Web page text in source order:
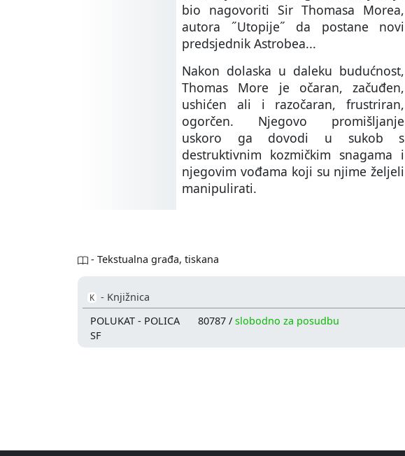
bio nagovoriti Sir Thomasa Morea,
autora ˝Utopije˝ da postane novi
predsjednik Astrobea...
Nakon dolaska u daleku budućnost,
Thomas More je očaran, začuđen,
ushićen ali i razočaran, frustriran,
ogorčen. Njegovo promišljanje
uskoro ga dovodi u sukob s
destruktivnim kozmičkim snagama i
njegovim vođama koji su njime željeli
manipulirati.
- Tekstualna građa, tiskana
K - Knjižnica
POLUKAT - POLICA
SF
80787 / slobodno za posudbu